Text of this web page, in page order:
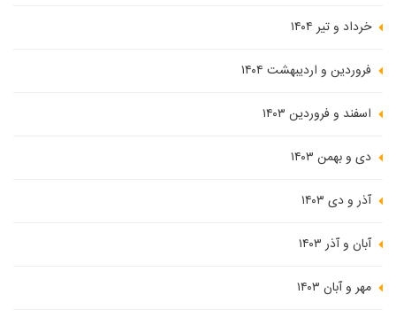
خرداد و تیر ۱۴۰۴
فروردین و اردیبهشت ۱۴۰۴
اسفند و فروردین ۱۴۰۳
دی و بهمن ۱۴۰۳
آذر و دی ۱۴۰۳
آبان و آذر ۱۴۰۳
مهر و آبان ۱۴۰۳